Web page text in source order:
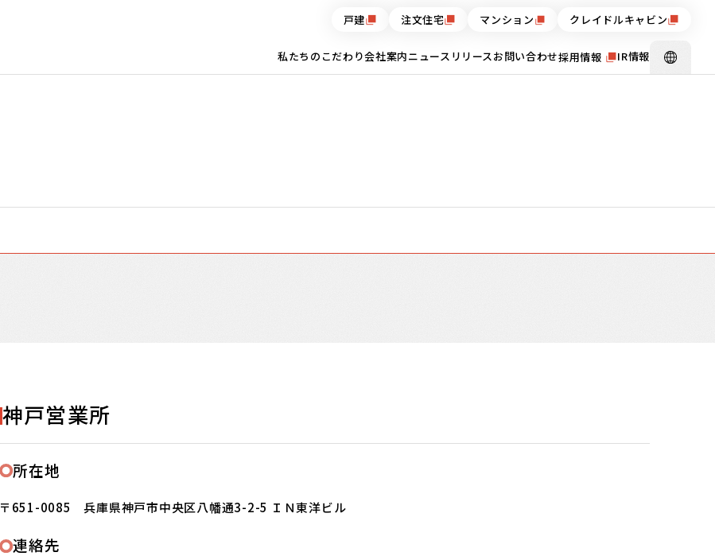
戸建 注文住宅 マンション クレイドルキャビン
私たちのこだわり会社案内ニュースリリースお問い合わせ採用情報 IR情報
神戸営業所
所在地
〒651-0085 兵庫県神戸市中央区八幡通3-2-5 ＩＮ東洋ビル
連絡先